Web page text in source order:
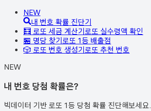
NEW
내 번호 확률 진단기
🧮 로또 세금 계산기 로또 실수령액 확인
🏪 명당 찾기 로또 1등 배출점
🎲 로또 번호 생성기 로또 추천 번호
NEW
내 번호 당첨 확률은?
빅데이터 기반 로또 1등 당첨 확률 진단해보세요.